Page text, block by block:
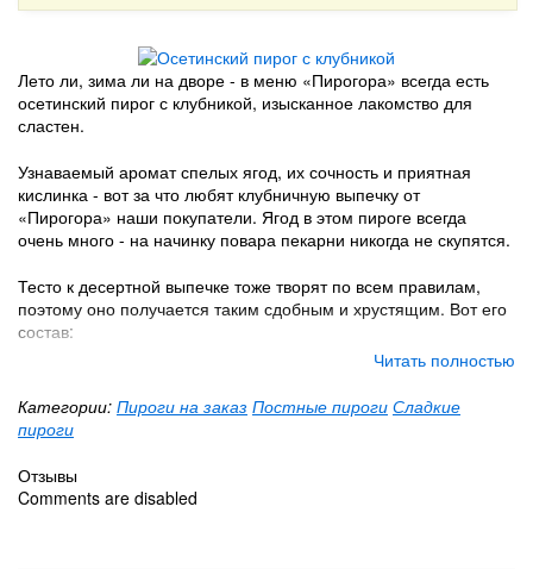
Лето ли, зима ли на дворе - в меню «Пирогора» всегда есть
осетинский пирог с клубникой, изысканное лакомство для
сластен.
Узнаваемый аромат спелых ягод, их сочность и приятная
кислинка - вот за что любят клубничную выпечку от
«Пирогора» наши покупатели. Ягод в этом пироге всегда
очень много - на начинку повара пекарни никогда не скупятся.
Тесто к десертной выпечке тоже творят по всем правилам,
поэтому оно получается таким сдобным и хрустящим. Вот его
состав:
Яйца
Маргарин
Дрожжи
Сахар
Немного соли
Читать полностью
Категории: Пироги на заказ Постные пироги Сладкие
пироги
Отзывы
Comments are disabled